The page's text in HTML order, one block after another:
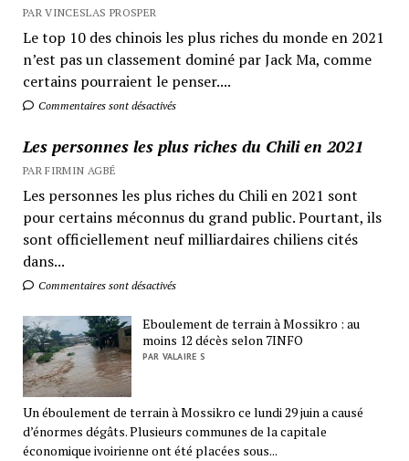
PAR VINCESLAS PROSPER
Le top 10 des chinois les plus riches du monde en 2021
n’est pas un classement dominé par Jack Ma, comme
certains pourraient le penser....
Commentaires sont désactivés
Les personnes les plus riches du Chili en 2021
PAR FIRMIN AGBÉ
Les personnes les plus riches du Chili en 2021 sont
pour certains méconnus du grand public. Pourtant, ils
sont officiellement neuf milliardaires chiliens cités
dans...
Commentaires sont désactivés
Eboulement de terrain à Mossikro : au
moins 12 décès selon 7INFO
PAR VALAIRE S
Un éboulement de terrain à Mossikro ce lundi 29 juin a causé
d’énormes dégâts. Plusieurs communes de la capitale
économique ivoirienne ont été placées sous...